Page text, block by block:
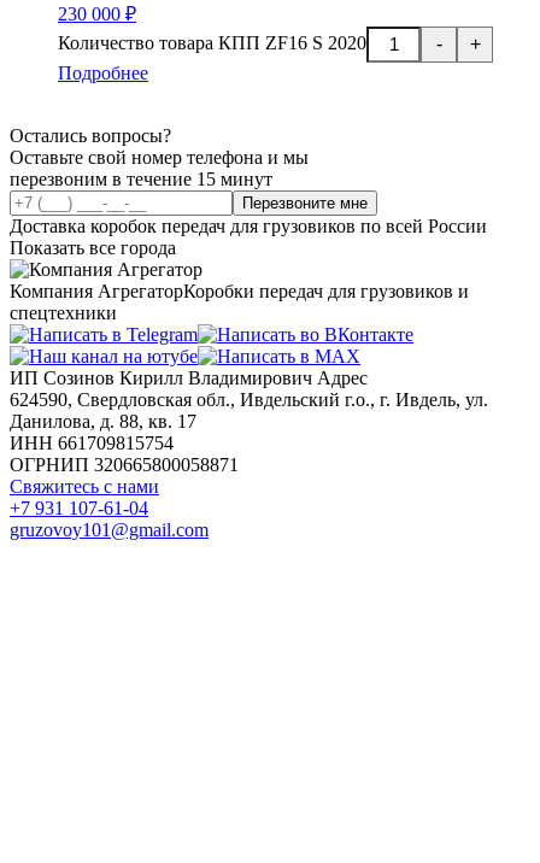
230 000 ₽
-
Количество товара КПП ZF16 S 2020
+
Подробнее
Остались вопросы?
Оставьте свой номер телефона и мы
перезвоним в течение 15 минут
Перезвоните мне
Доставка коробок передач для грузовиков по всей России
Показать все города
Компания АгрегаторКоробки передач для грузовиков и
спецтехники
ИП Созинов Кирилл Владимирович Адрес
624590, Свердловская обл., Ивдельский г.о., г. Ивдель, ул.
Данилова, д. 88, кв. 17
ИНН 661709815754
ОГРНИП 320665800058871
Свяжитесь с нами
+7 931 107-61-04
gruzovoy101@gmail.com